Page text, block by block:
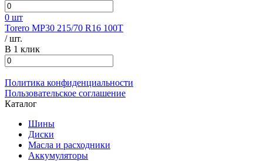
0 шт
Torero MP30 215/70 R16 100T
/ шт.
В 1 клик
Политика конфиденциальности
Пользовательское соглашение
Каталог
Шины
Диски
Масла и расходники
Аккумуляторы